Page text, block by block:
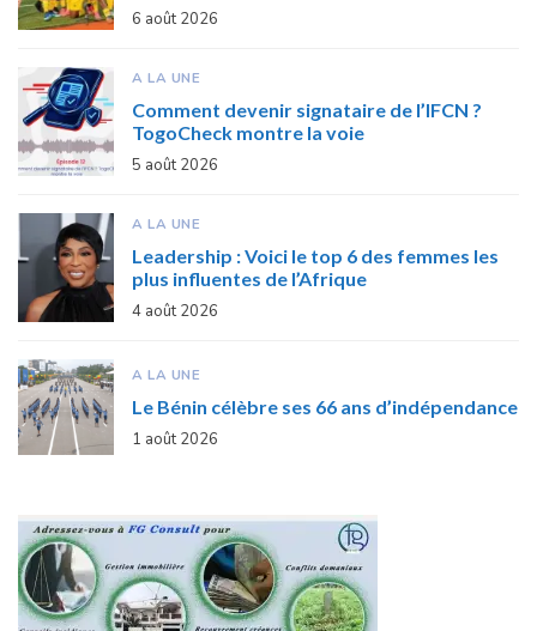
6 août 2026
A LA UNE
Comment devenir signataire de l’IFCN ?
TogoCheck montre la voie
5 août 2026
A LA UNE
Leadership : Voici le top 6 des femmes les
plus influentes de l’Afrique
4 août 2026
A LA UNE
Le Bénin célèbre ses 66 ans d’indépendance
1 août 2026